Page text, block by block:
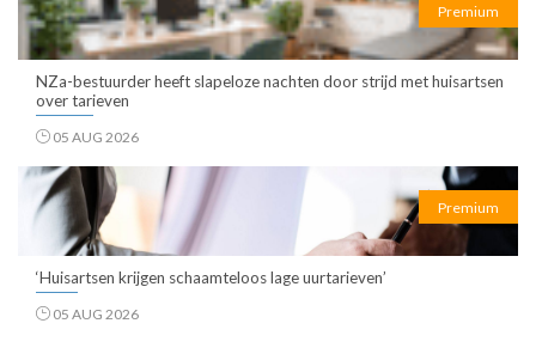
Premium
NZa-bestuurder heeft slapeloze nachten door strijd met huisartsen
over tarieven
05 AUG 2026
Premium
‘Huisartsen krijgen schaamteloos lage uurtarieven’
05 AUG 2026